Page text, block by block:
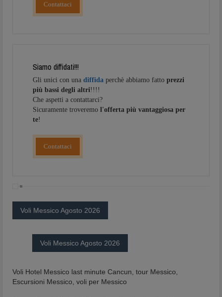
Contattaci
Siamo diffidati!!!
Gli unici con unadiffida perchè abbiamo fattoprezzi
più bassi degli altri!!!!
Che aspetti a contattarci?
Sicuramente troveremol'offerta più vantaggiosa per
te!
Contattaci
Voli Messico Agosto 2026
Voli Messico Agosto 2026
Voli Hotel Messico last minute Cancun, tour Messico,
Escursioni Messico, voli per Messico